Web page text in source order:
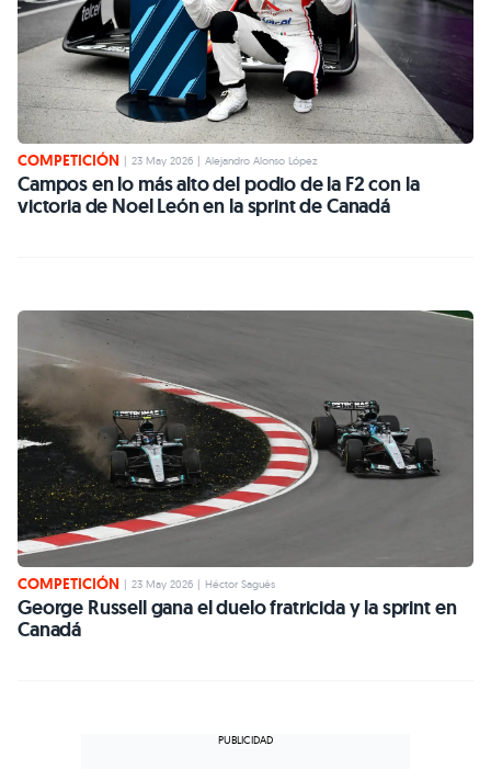
COMPETICIÓN | 23 May 2026 | Alejandro Alonso López
Campos en lo más alto del podio de la F2 con la
victoria de Noel León en la sprint de Canadá
COMPETICIÓN | 23 May 2026 | Héctor Sagués
George Russell gana el duelo fratricida y la sprint en
Canadá